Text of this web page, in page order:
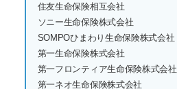
住友生命保険相互会社
ソニー生命保険株式会社
SOMPOひまわり生命保険株式会社
第一生命保険株式会社
第一フロンティア生命保険株式会社
第一ネオ生命保険株式会社